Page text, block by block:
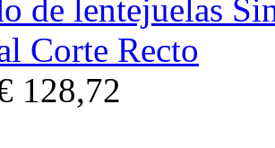
de lentejuelas
Corte Recto
128,72